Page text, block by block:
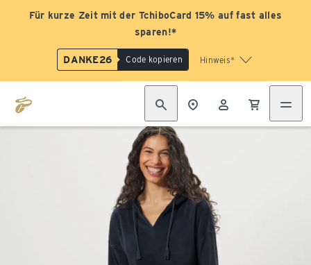
Für kurze Zeit mit der TchiboCard 15% auf fast alles
sparen!*
DANKE26 Code kopieren Hinweis*